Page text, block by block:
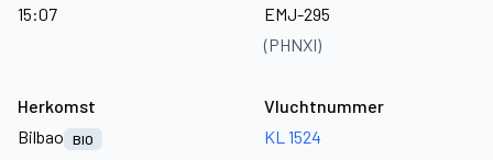
15:07
EMJ-295
(PHNXI)
Herkomst
Bilbao
BIO
Vluchtnummer
KL 1524